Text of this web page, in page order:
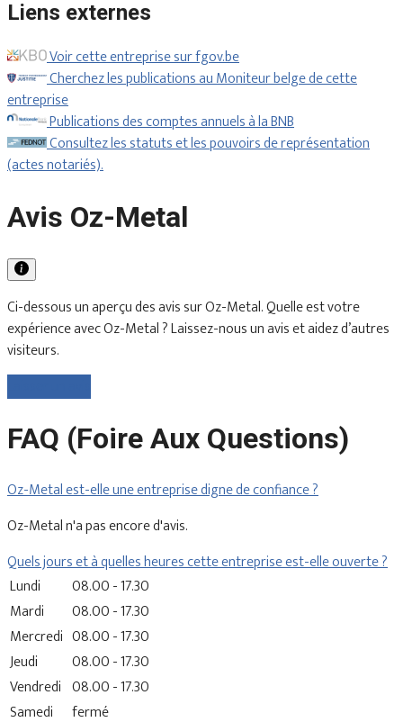
Liens externes
Voir cette entreprise sur fgov.be
Cherchez les publications au Moniteur belge de cette
entreprise
Publications des comptes annuels à la BNB
Consultez les statuts et les pouvoirs de représentation
(actes notariés).
Avis Oz-Metal
Ci-dessous un aperçu des avis sur Oz-Metal. Quelle est votre
expérience avec Oz-Metal ? Laissez-nous un avis et aidez d’autres
visiteurs.
FAQ (Foire Aux Questions)
Oz-Metal est-elle une entreprise digne de confiance ?
Oz-Metal n'a pas encore d'avis.
Quels jours et à quelles heures cette entreprise est-elle ouverte ?
Lundi
08.00 - 17.30
Mardi
08.00 - 17.30
Mercredi 08.00 - 17.30
Jeudi
08.00 - 17.30
Vendredi 08.00 - 17.30
Samedi
fermé